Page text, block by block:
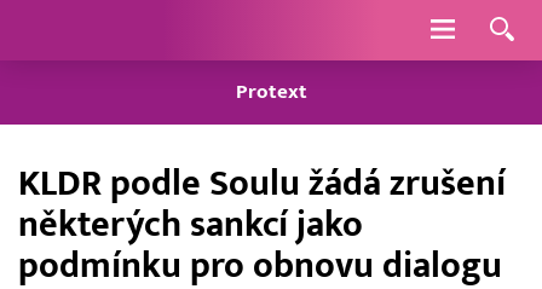
Navigace
Protext
KLDR podle Soulu žádá zrušení
některých sankcí jako
podmínku pro obnovu dialogu